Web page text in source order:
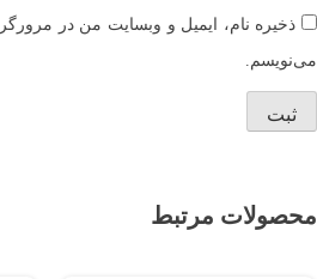
ذخیره نام، ایمیل و وبسایت من در
می‌نویسم.
محصولات مرتبط